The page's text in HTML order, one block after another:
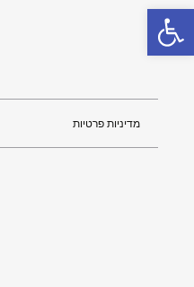
פתח סרגל נגישות
מדיניות פרטיות